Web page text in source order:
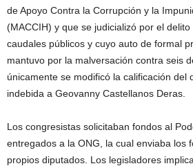
de Apoyo Contra la Corrupción y la
(MACCIH) y que se judicializó por el
caudales públicos y cuyo auto de formal
mantuvo por la malversación contra seis
únicamente se modificó la calificación del
indebida a Geovanny Castellanos Deras.
Los congresistas solicitaban fondos al
entregados a la ONG, la cual enviaba los
propios diputados. Los legisladores